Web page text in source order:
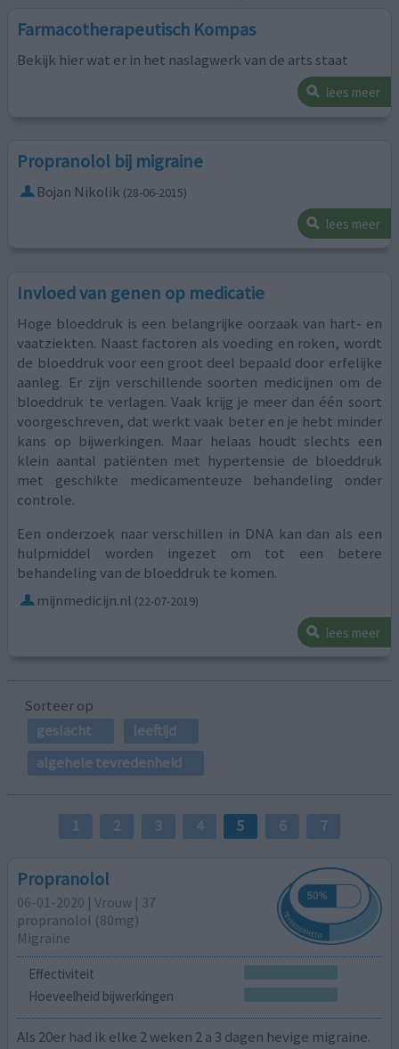
Farmacotherapeutisch Kompas
Bekijk hier wat er in het naslagwerk van de arts staat
lees meer
Propranolol bij migraine
Bojan Nikolik (28-06-2015)
lees meer
Invloed van genen op medicatie
Hoge bloeddruk is een belangrijke oorzaak van hart- en
vaatziekten. Naast factoren als voeding en roken, wordt
de bloeddruk voor een groot deel bepaald door erfelijke
aanleg. Er zijn verschillende soorten medicijnen om de
bloeddruk te verlagen. Vaak krijg je meer dan één soort
voorgeschreven, dat werkt vaak beter en je hebt minder
kans op bijwerkingen. Maar helaas houdt slechts een
klein aantal patiënten met hypertensie de bloeddruk
met geschikte medicamenteuze behandeling onder
controle.
Een onderzoek naar verschillen in DNA kan dan als een
hulpmiddel worden ingezet om tot een betere
behandeling van de bloeddruk te komen.
mijnmedicijn.nl (22-07-2019)
lees meer
Sorteer op
geslacht
leeftijd
algehele tevredenheid
1 2 3 4 5 6 7
Propranolol
06-01-2020 | Vrouw | 37
propranolol (80mg)
Migraine
Effectiviteit
Hoeveelheid bijwerkingen
Als 20er had ik elke 2 weken 2 a 3 dagen hevige migraine.